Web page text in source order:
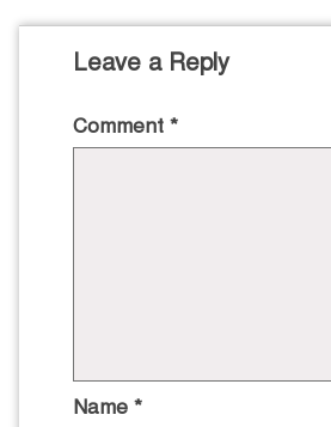
Leave a Reply
Comment *
Name *